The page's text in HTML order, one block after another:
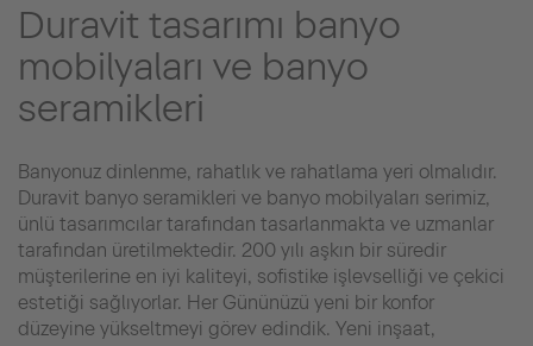
Duravit tasarımı banyo
mobilyaları ve banyo
seramikleri
Banyonuz dinlenme, rahatlık ve rahatlama yeri olmalıdır.
Duravit banyo seramikleri ve banyo mobilyaları serimiz,
ünlü tasarımcılar tarafından tasarlanmakta ve uzmanlar
tarafından üretilmektedir. 200 yılı aşkın bir süredir
müşterilerine en iyi kaliteyi, sofistike işlevselliği ve çekici
estetiği sağlıyorlar. Her Gününüzü yeni bir konfor
düzeyine yükseltmeyi görev edindik. Yeni inşaat,